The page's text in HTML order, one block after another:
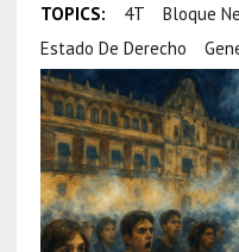
TOPICS: 4T Bloque
Estado De Derecho